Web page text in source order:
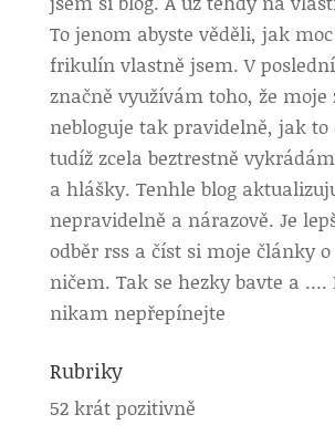
To jenom abyste věděli, jak
frikulín vlastně jsem. V
značně využívám toho, že moje
nebloguje tak pravidelně, jak to
tudíž zcela beztrestně
a hlášky. Tenhle blog
nepravidelně a nárazově. Je
odběr rss a číst si moje články
ničem. Tak se hezky bavte a ….
nikam nepřepínejte
Rubriky
52 krát pozitivně